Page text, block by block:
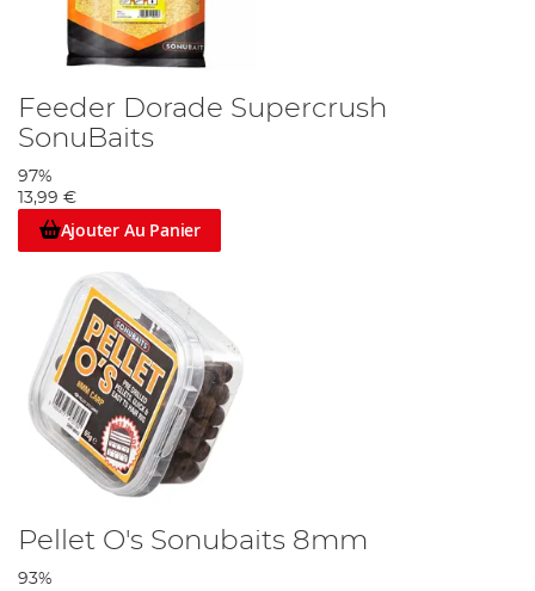
Feeder Dorade Supercrush
SonuBaits
97%
13,99 €
Ajouter Au Panier
Pellet O's Sonubaits 8mm
93%